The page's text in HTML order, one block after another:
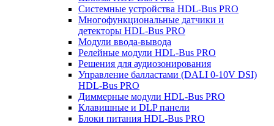
Системные устройства HDL-Bus PRO
Многофункциональные датчики и
детекторы HDL-Bus PRO
Модули ввода-вывода
Релейные модули HDL-Bus PRO
Решения для аудиозонирования
Управление балластами (DALI 0-10V DSI)
HDL-Bus PRO
Диммерные модули HDL-Bus PRO
Клавишные и DLP панели
Блоки питания HDL-Bus PRO